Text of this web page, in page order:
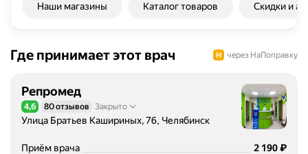
в
и
а
Наши магазины Каталог товаров Скидки и
Где принимает этот врач через НаПоправку
Репромед
Рейтинг 4,6 из 5
4,6 80 отзывов Закрыто
Улица Братьев Кашириных, 76, Челябинск
Приём врача Цена
2190
2 190₽